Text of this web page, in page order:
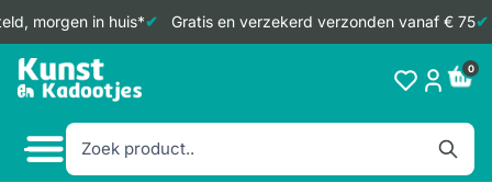
morgen in huis* Gratis en verzekerd verzonden vanaf € 75
Doorgaan
naar
0